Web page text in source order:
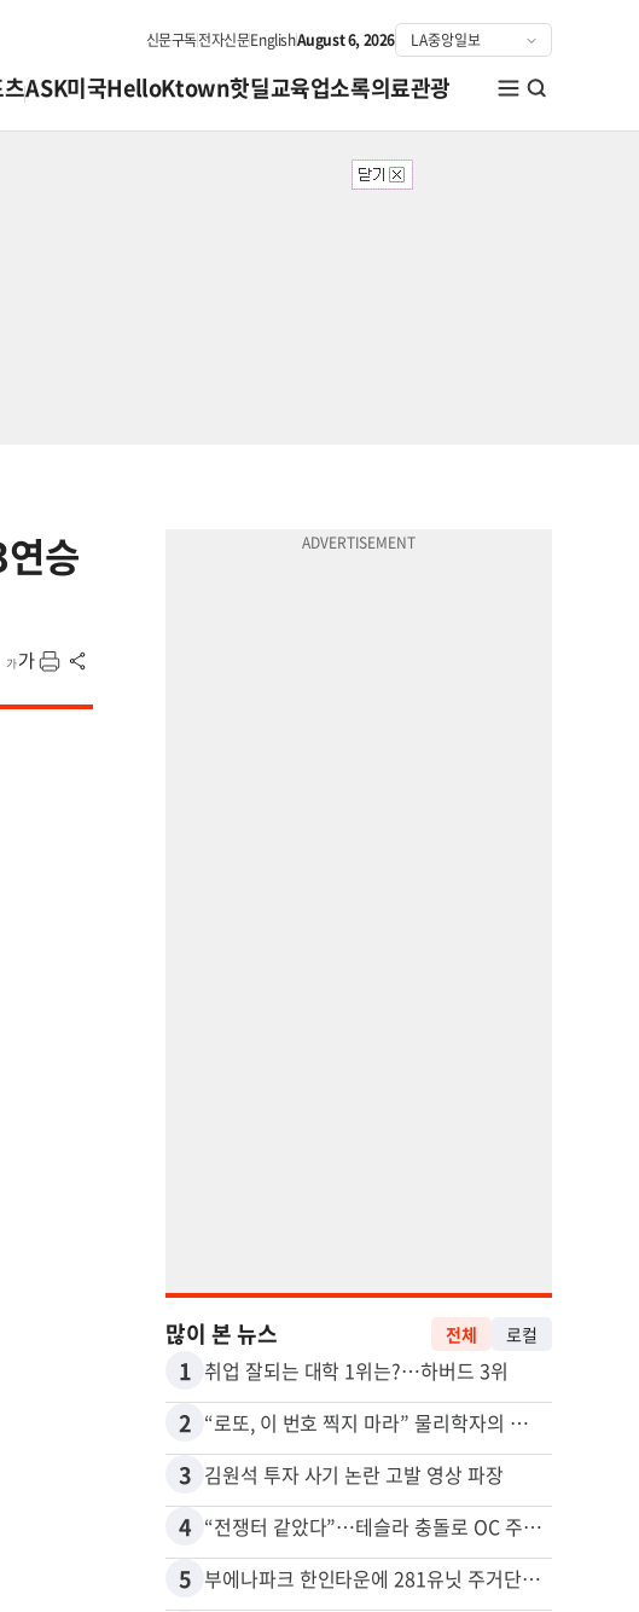
신문구독전자신문EnglishAugust 6, 2026
ASK미국HelloKtown핫딜교육업소록의료관광
승
많이 본 뉴스 전체 로컬
1 취업 잘되는 대학 1위는?…하버드 3위
2 “로또, 이 번호 찍지 마라” 물리학자의 당첨금 높이는 비밀
3 김원석 투자 사기 논란 고발 영상 파장
4 “전쟁터 같았다”…테슬라 충돌로 OC 주택 4채 파손
5 부에나파크 한인타운에 281유닛 주거단지 들어선다